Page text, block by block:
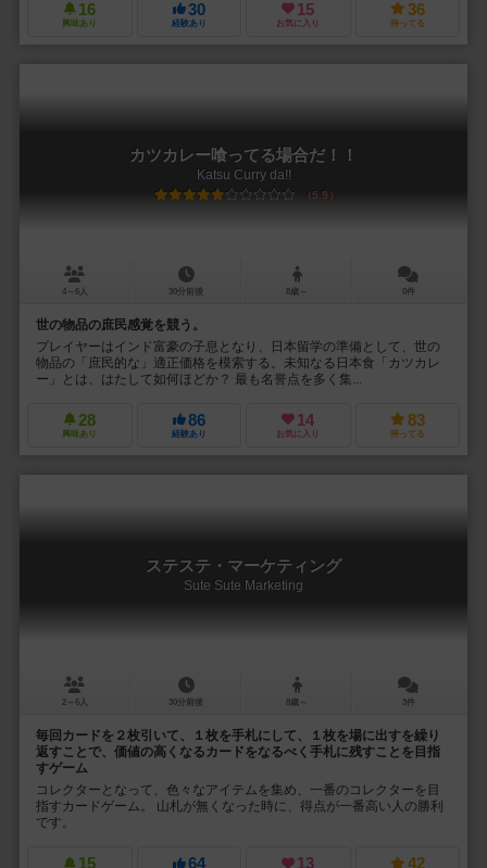
16
興味あり
30
経験あり
15
お気に入り
36
持ってる
カツカレー喰ってる場合だ！！
Katsu Curry da!!
5.9
4～6人 30分前後 8歳～ 0件
世の物品の庶民感覚を競う。
プレイヤーはインド富豪の子息となり、日本留学の準備として、世の
物品の「庶民的な」適正価格を模索する。未知なる日本食「カツカレ
ー」とは、はたして如何ほどか？ 最も名誉点を多く集...
28
興味あり
86
経験あり
14
お気に入り
83
持ってる
ステステ・マーケティング
Sute Sute Marketing
2～6人 30分前後 8歳～ 3件
毎回カードを２枚引いて、１枚を手札にして、１枚を場に出すを繰り
返すことで、価値の高くなるカードをなるべく手札に残すことを目指
すゲーム
コレクターとなって、色々なアイテムを集め、一番のコレクターを目
指すカードゲーム。 山札が無くなった時に、得点が一番高い人の勝利
です。
15 64 13 42